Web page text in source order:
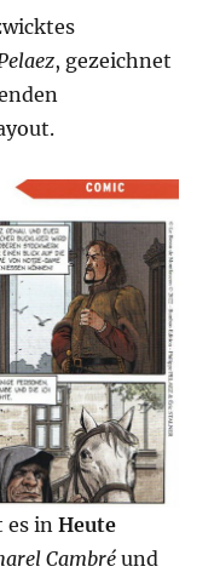
, gezeichnet
es inHeute
Cambré und